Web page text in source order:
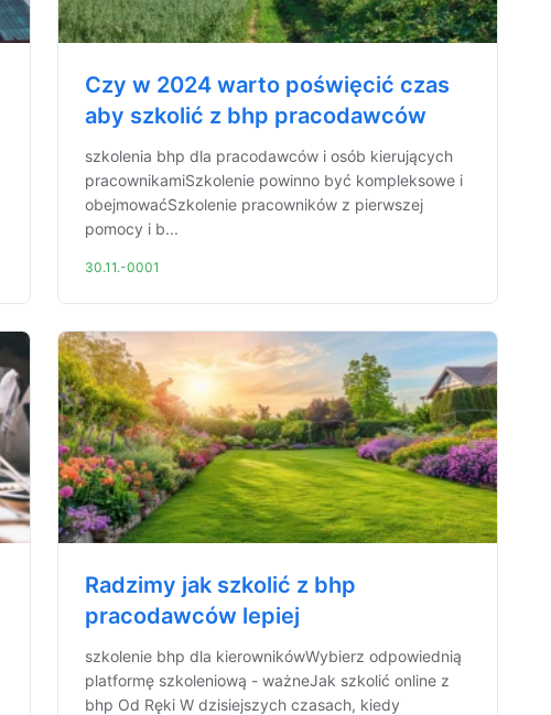
Czy w 2024 warto poświęcić czas
aby szkolić z bhp pracodawców
szkolenia bhp dla pracodawców i osób kierujących
pracownikamiSzkolenie powinno być kompleksowe i
obejmowaćSzkolenie pracowników z pierwszej
pomocy i b...
30.11.-0001
Radzimy jak szkolić z bhp
pracodawców lepiej
szkolenie bhp dla kierownikówWybierz odpowiednią
platformę szkoleniową - ważneJak szkolić online z
bhp Od Ręki W dzisiejszych czasach, kiedy